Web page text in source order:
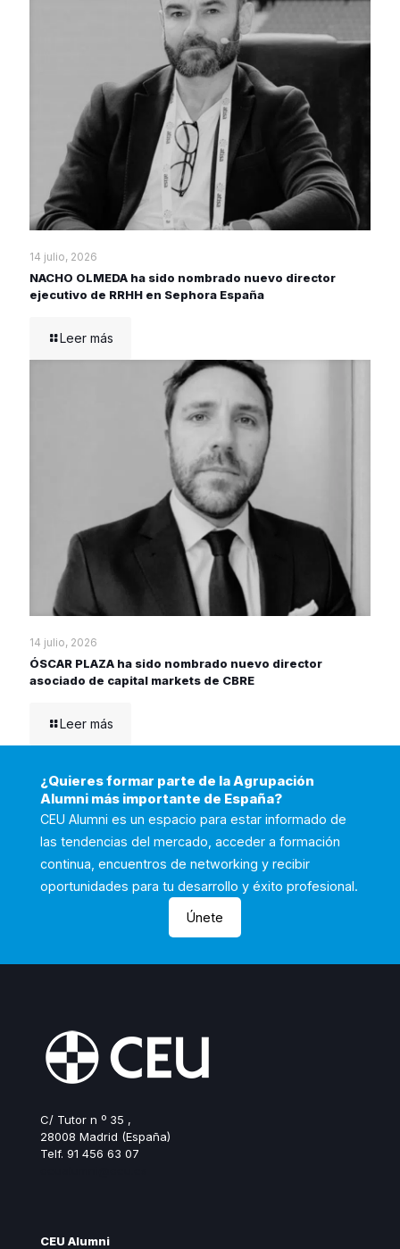
14 julio, 2026
NACHO OLMEDA ha sido nombrado nuevo director
ejecutivo de RRHH en Sephora España
Leer más
14 julio, 2026
ÓSCAR PLAZA ha sido nombrado nuevo director
asociado de capital markets de CBRE
Leer más
¿Quieres formar parte de la Agrupación
Alumni más importante de España?
CEU Alumni es un espacio para estar informado de
las tendencias del mercado, acceder a formación
continua, encuentros de networking y recibir
oportunidades para tu desarrollo y éxito profesional.
Únete
C/ Tutor n º 35 ,
28008 Madrid (España)
Telf. 91 456 63 07
CEU Alumni